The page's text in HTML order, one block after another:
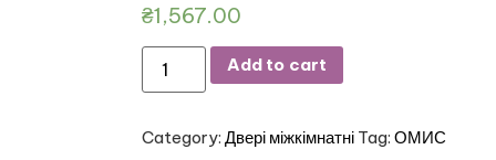
₴1,567.00
Add to cart
Category: Двері міжкімнатні Tag: ОМИС